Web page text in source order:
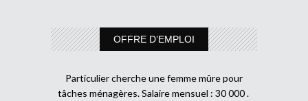
OFFRE D’EMPLOI
Particulier cherche une femme mûre pour
tâches ménagères. Salaire mensuel : 30 000 .